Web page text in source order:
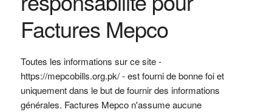
Factures Mepco
Toutes les informations sur ce site -
https://mepcobills.org.pk/- est fourni de bonne foi et
uniquement dans le but de fournir des informations
générales. Factures Mepco n'assume aucune